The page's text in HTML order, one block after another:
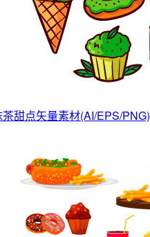
甜点矢量素材(AI/EPS/PNG)